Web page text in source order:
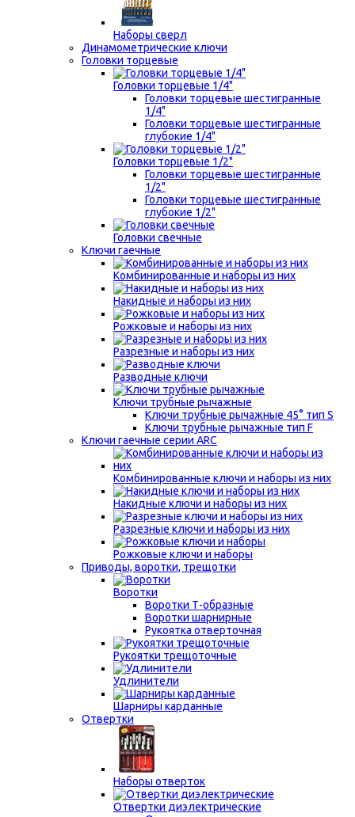
Наборы сверл
Динамометрические ключи
Головки торцевые
Головки торцевые 1/4"
Головки торцевые шестигранные
1/4"
Головки торцевые шестигранные
глубокие 1/4"
Головки торцевые 1/2"
Головки торцевые шестигранные
1/2"
Головки торцевые шестигранные
глубокие 1/2"
Головки свечные
Ключи гаечные
Комбинированные и наборы из них
Накидные и наборы из них
Рожковые и наборы из них
Разрезные и наборы из них
Разводные ключи
Ключи трубные рычажные
Ключи трубные рычажные 45° тип S
Ключи трубные рычажные тип F
Ключи гаечные серии ARC
Комбинированные ключи и наборы из них
Накидные ключи и наборы из них
Разрезные ключи и наборы из них
Рожковые ключи и наборы
Приводы, воротки, трещотки
Воротки
Воротки Т-образные
Воротки шарнирные
Рукоятка отверточная
Рукоятки трещоточные
Удлинители
Шарниры карданные
Отвертки
Наборы отверток
Отвертки диэлектрические